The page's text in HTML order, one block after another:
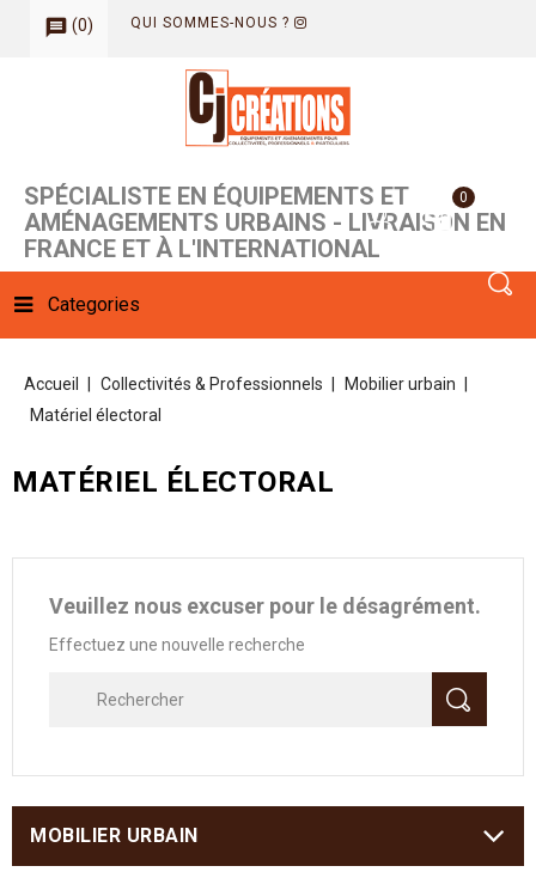
QUI SOMMES-NOUS ?
message (0)
0
SPÉCIALISTE EN ÉQUIPEMENTS ET
AMÉNAGEMENTS URBAINS - LIVRAISON EN
FRANCE ET À L'INTERNATIONAL
Categories
Accueil Collectivités & Professionnels
Mobilier urbain
Matériel électoral
MATÉRIEL ÉLECTORAL
Veuillez nous excuser pour le désagrément.
Effectuez une nouvelle recherche
MOBILIER URBAIN